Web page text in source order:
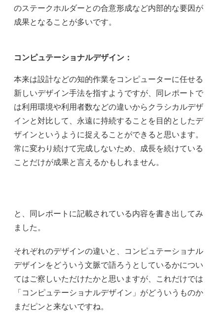
のステークホルダーとの合意形成など内部的な要因が
成果となることが多いです。
コンピュテーショナルデザイン：
本来は設計などの知的作業をコンピューターに任せる
新しいデザイン手法を指すようですが、同レポートで
は利用環境や利用者数などの違いからクラシカルデザ
インと対比して、永遠に持続することを目的としたデ
ザインというように捉えることができると思います。
常に変わり続けて完成しないため、成長を続けている
ことだけが成果と言えるかもしれません。
と、同レポートに記載されている内容を書き出してみ
ました。
それぞれのデザインの違いと、コンピュテーショナル
デザインをどういう文脈で語ろうとしているかについ
てはご察しいただけたかと思いますが、これだけでは
「コンピュテーショナルデザイン」がどういうものか
まだピンと来ないですね。